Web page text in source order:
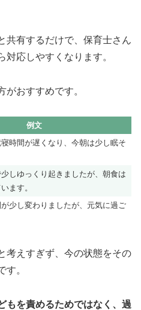
共有するだけで、保育士さん
対応しやすくなります。
がおすすめです。
例文
時間が遅くなり、今朝は少し眠そ
しゆっくり起きましたが、朝食は
ます。
少し変わりましたが、元気に過ご
考えすぎず、今の状態をその
す。
もを責めるためではなく、過